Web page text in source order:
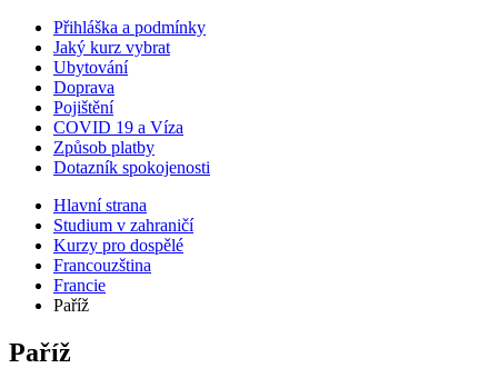
Přihláška a podmínky
Jaký kurz vybrat
Ubytování
Doprava
Pojištění
COVID 19 a Víza
Způsob platby
Dotazník spokojenosti
Hlavní strana
Studium v zahraničí
Kurzy pro dospělé
Francouzština
Francie
Paříž
Paříž